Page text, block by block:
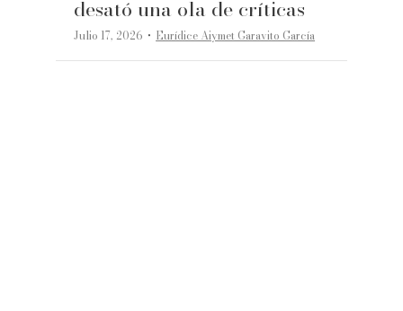
desató una ola de críticas
Julio 17, 2026 ·Eurídice Aiymet Garavito García